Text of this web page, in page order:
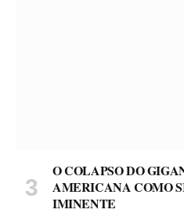
O COLAPSO DO
AMERICANA COMO
IMINENTE